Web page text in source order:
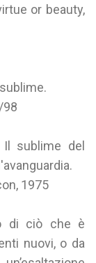
or beauty,
98
sublime del
1975
di ciò che è
nuovi, o da